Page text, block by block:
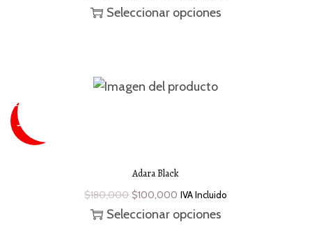
Seleccionar opciones
SUPER
- 44 %
Adara Black
$180,000 $100,000 IVA Incluido
Seleccionar opciones